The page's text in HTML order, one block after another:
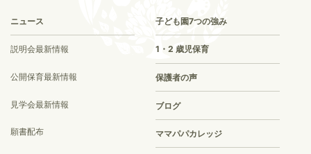
ニュース
説明会最新情報
公開保育最新情報
見学会最新情報
願書配布
子ども園7つの強み
1・2 歳児保育
保護者の声
ブログ
ママパパカレッジ